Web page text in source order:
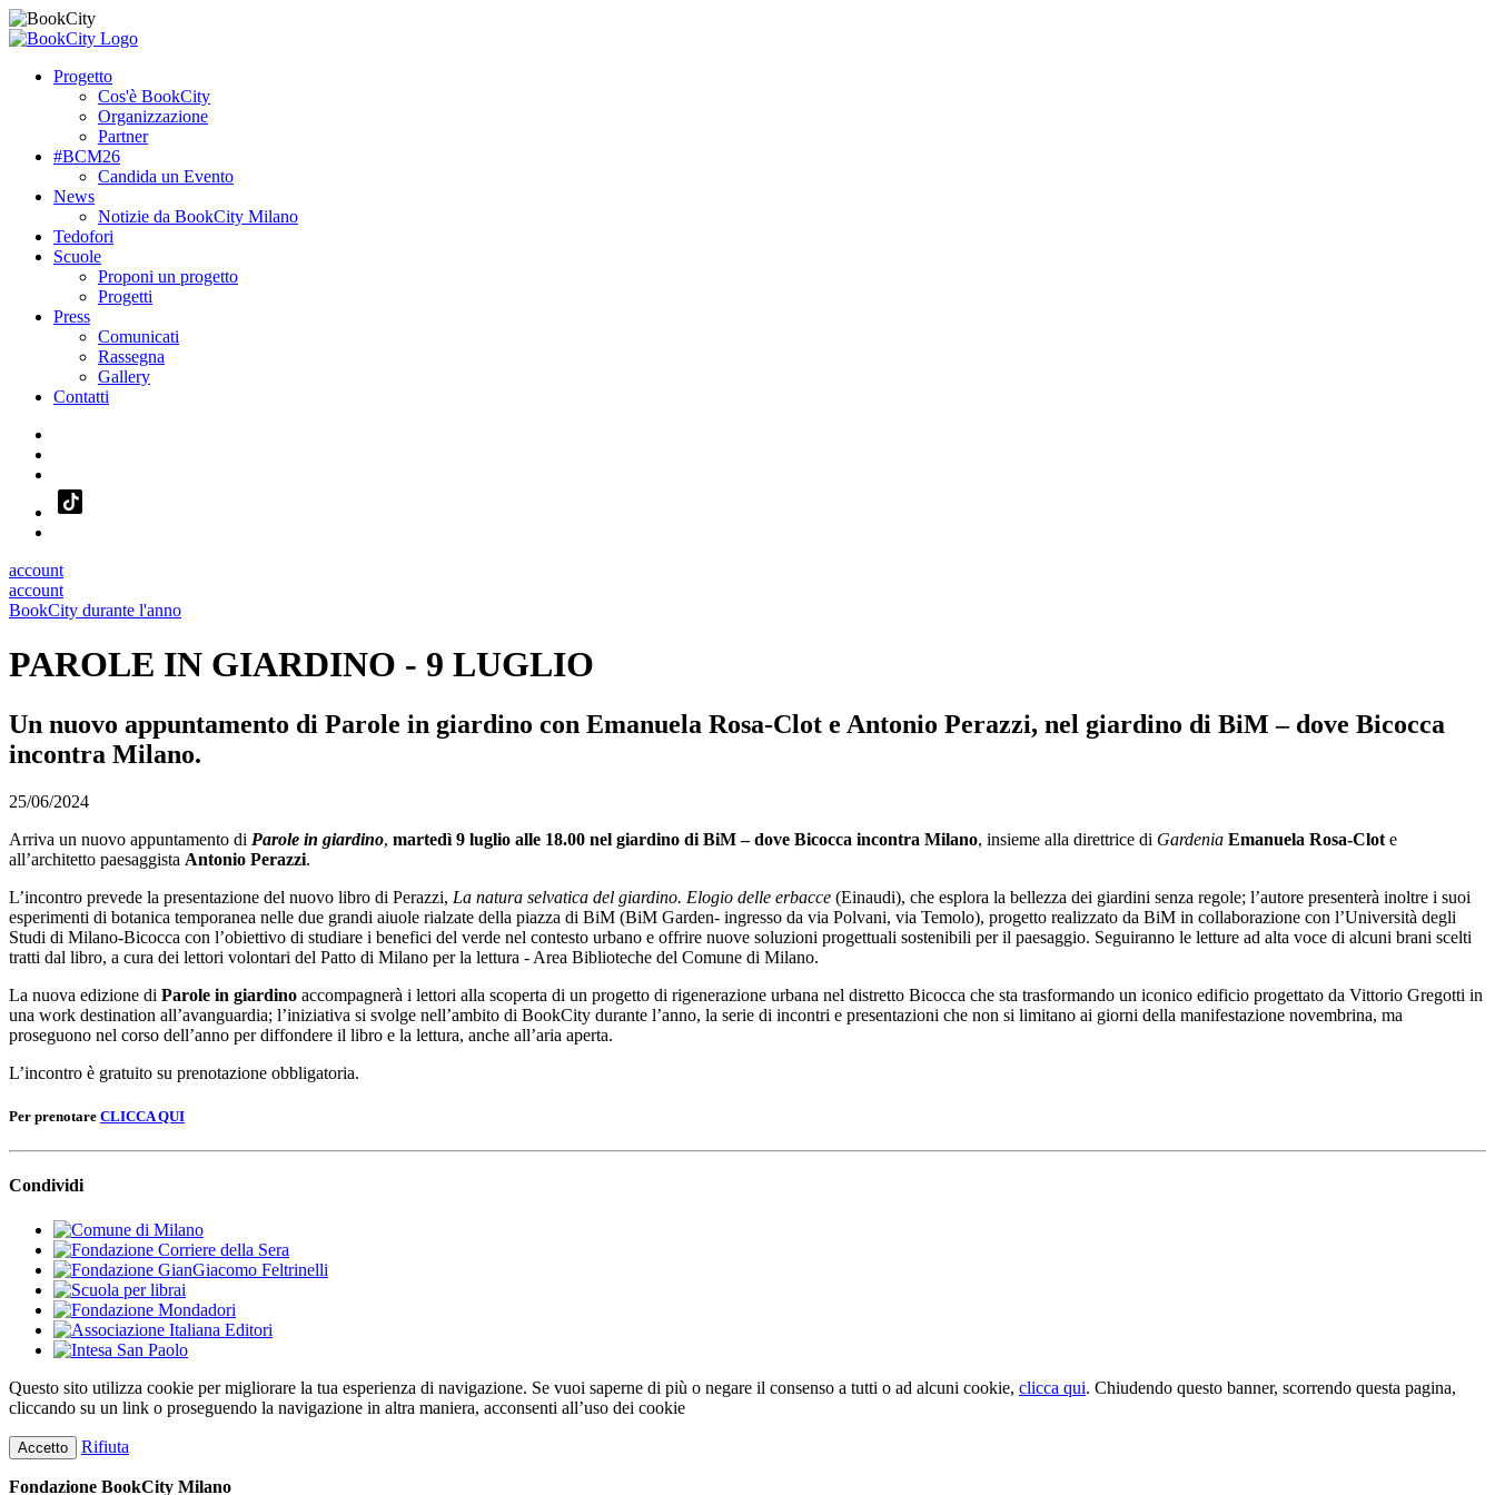
Progetto
Cos'è BookCity
Organizzazione
Partner
#BCM26
Candida un Evento
News
Notizie da BookCity Milano
Tedofori
Scuole
Proponi un progetto
Progetti
Press
Comunicati
Rassegna
Gallery
Contatti
account
account
BookCity durante l'anno
PAROLE IN GIARDINO - 9 LUGLIO
Un nuovo appuntamento di Parole in giardino con Emanuela Rosa-Clot e Antonio Perazzi, nel giardino di BiM – dove Bicocca
incontra Milano.
25/06/2024
Arriva un nuovo appuntamento di Parole in giardino, martedì 9 luglio alle 18.00 nel giardino di BiM – dove Bicocca incontra Milano, insieme alla direttrice di Gardenia Emanuela Rosa-Clot e
all’architetto paesaggista Antonio Perazzi.
L’incontro prevede la presentazione del nuovo libro di Perazzi, La natura selvatica del giardino. Elogio delle erbacce (Einaudi), che esplora la bellezza dei giardini senza regole; l’autore presenterà inoltre i suoi
esperimenti di botanica temporanea nelle due grandi aiuole rialzate della piazza di BiM (BiM Garden- ingresso da via Polvani, via Temolo), progetto realizzato da BiM in collaborazione con l’Università degli
Studi di Milano-Bicocca con l’obiettivo di studiare i benefici del verde nel contesto urbano e offrire nuove soluzioni progettuali sostenibili per il paesaggio. Seguiranno le letture ad alta voce di alcuni brani scelti
tratti dal libro, a cura dei lettori volontari del Patto di Milano per la lettura - Area Biblioteche del Comune di Milano.
La nuova edizione di Parole in giardino accompagnerà i lettori alla scoperta di un progetto di rigenerazione urbana nel distretto Bicocca che sta trasformando un iconico edificio progettato da Vittorio Gregotti in
una work destination all’avanguardia; l’iniziativa si svolge nell’ambito di BookCity durante l’anno, la serie di incontri e presentazioni che non si limitano ai giorni della manifestazione novembrina, ma
proseguono nel corso dell’anno per diffondere il libro e la lettura, anche all’aria aperta.
L’incontro è gratuito su prenotazione obbligatoria.
Per prenotare CLICCA QUI
Condividi
Questo sito utilizza cookie per migliorare la tua esperienza di navigazione. Se vuoi saperne di più o negare il consenso a tutti o ad alcuni cookie, clicca qui. Chiudendo questo banner, scorrendo questa pagina,
cliccando su un link o proseguendo la navigazione in altra maniera, acconsenti all’uso dei cookie
Accetto Rifiuta
Fondazione BookCity Milano